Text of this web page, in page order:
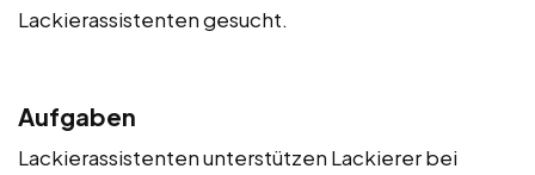
Lackierassistenten gesucht.
Aufgaben
Lackierassistenten unterstützen Lackierer bei